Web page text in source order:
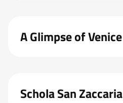
A Glimpse of Venice
Schola San Zaccaria